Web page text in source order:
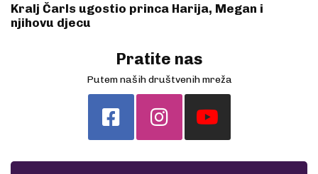
Kralj Čarls ugostio princa Harija, Megan i
njihovu djecu
Pratite nas
Putem naših društvenih mreža